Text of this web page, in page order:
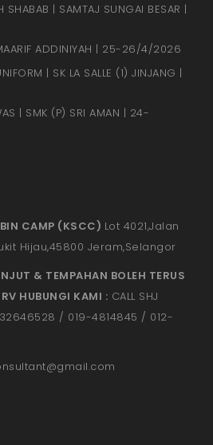
SHABAB | SAMTAJ SUNGAI BESAR |
ADDINIYAH | 25-26/4/2026
| SK LA SALLE (1) JINJANG |
| SMK (P) SRI AMAN | 24-
CAMP (KSCC) Lot 4021,Jalan
Hijau,45800 Jeram,Selangor
& TEMPAHAN BOLEH TERUS
HUBUNGI KAMI : CALL SHJ
32646528 / 019-4814845 / 012-
com